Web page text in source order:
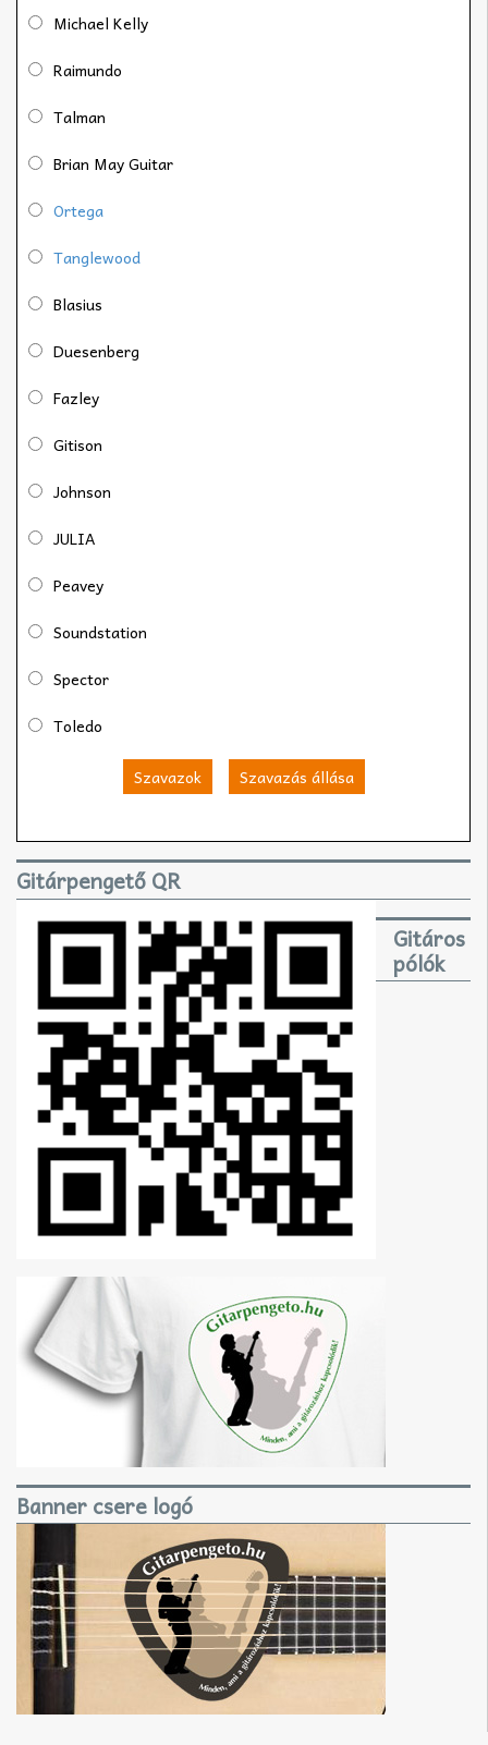
Michael Kelly
Raimundo
Talman
Brian May Guitar
Ortega
Tanglewood
Blasius
Duesenberg
Fazley
Gitison
Johnson
JULIA
Peavey
Soundstation
Spector
Toledo
Szavazok Szavazás állása
Gitárpengető QR
Gitáros
pólók
Banner csere logó